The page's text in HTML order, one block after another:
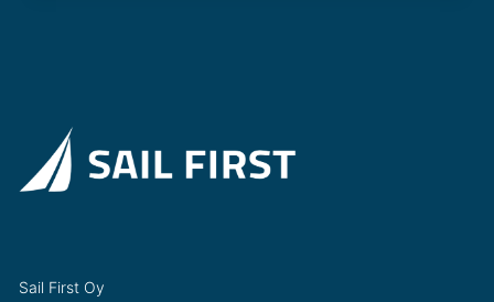
Sail First Oy